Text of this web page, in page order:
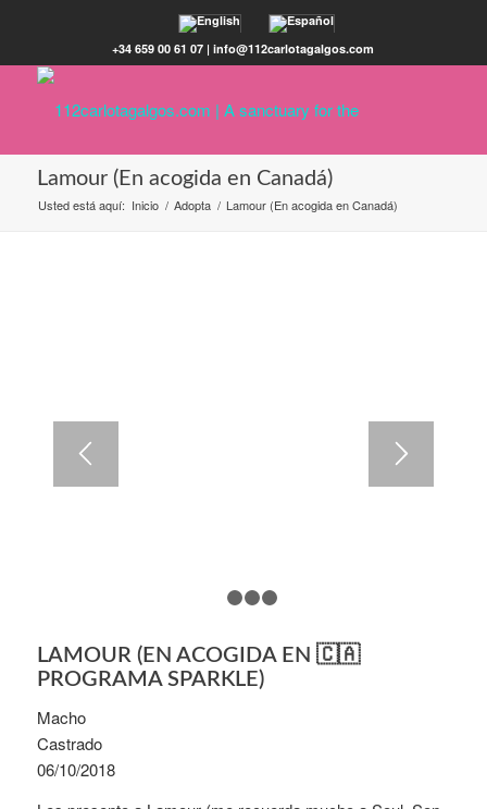
+34 659 00 61 07 | info@112carlotagalgos.com
Lamour (En acogida en Canadá)
Usted está aquí: Inicio / Adopta / Lamour (En acogida en Canadá)
LAMOUR (EN ACOGIDA EN 🇨🇦
PROGRAMA SPARKLE)
Macho
Castrado
06/10/2018